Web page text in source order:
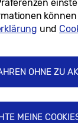
und
OHNE ZU
MEINE